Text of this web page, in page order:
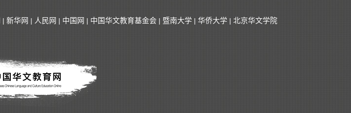
| 新华网 | 人民网 | 中国网 | 中国华文教育基金会 | 暨南大学 | 华侨大学 | 北京华文学院